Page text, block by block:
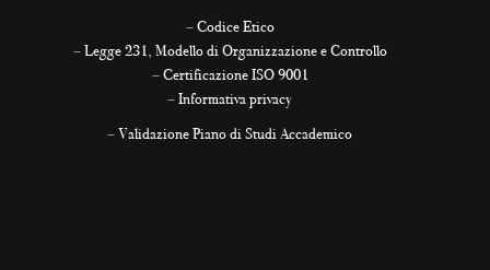
–Codice Etico
–Legge 231, Modello di Organizzazione e Controllo
–Certificazione ISO 9001
–Informativa privacy
–Validazione Piano di Studi Accademico